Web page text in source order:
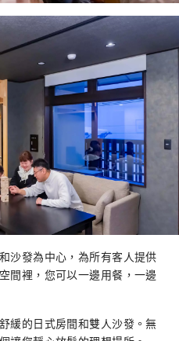
沙發為中心，為所有客人提供
間裡，您可以一邊用餐，一邊
緩的日式房間和雙人沙發。無